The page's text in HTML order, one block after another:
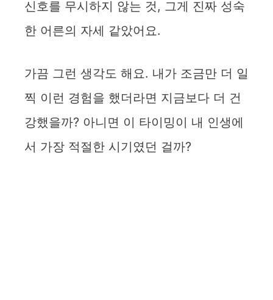
신호를 무시하지 않는 것, 그게 진짜 성숙
한 어른의 자세 같았어요.
가끔 그런 생각도 해요. 내가 조금만 더 일
찍 이런 경험을 했더라면 지금보다 더 건
강했을까? 아니면 이 타이밍이 내 인생에
서 가장 적절한 시기였던 걸까?